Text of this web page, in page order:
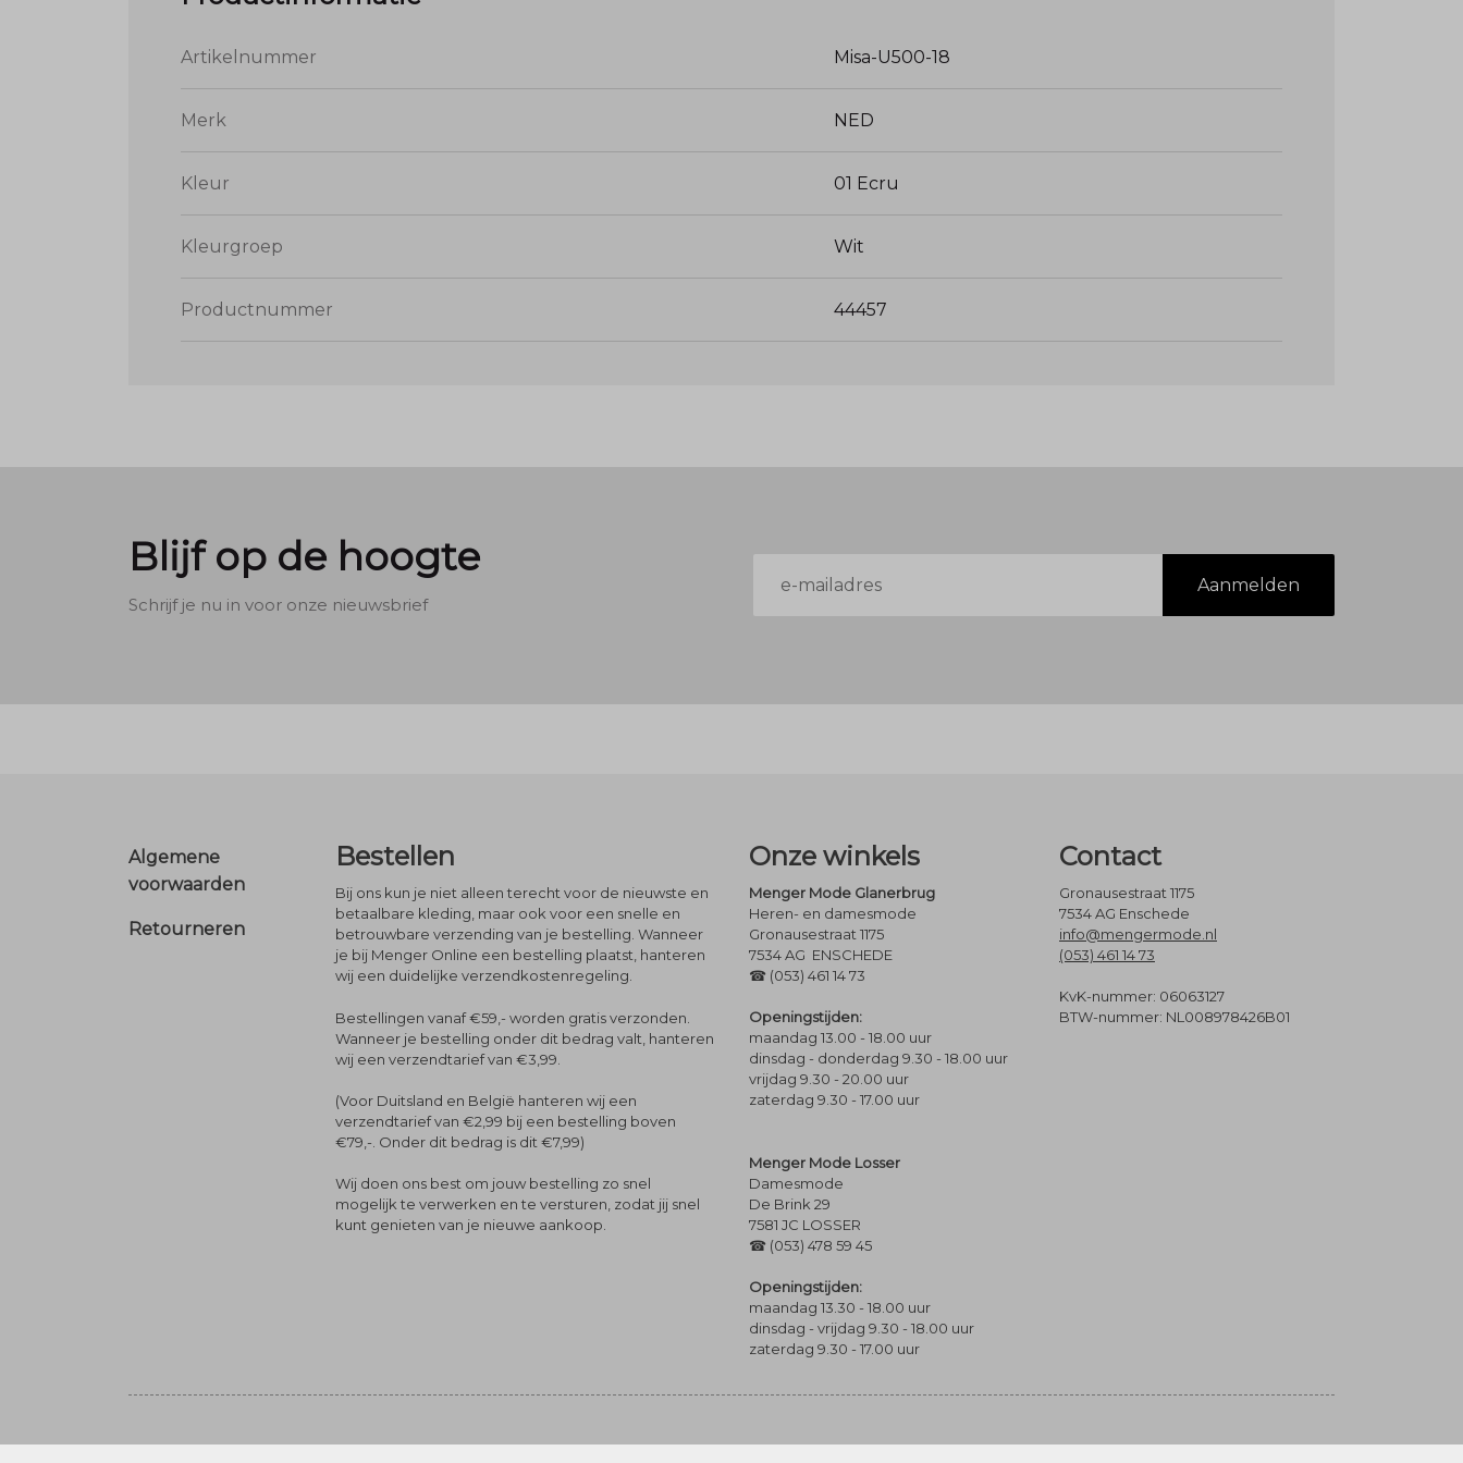
Artikelnummer Misa-U500-18
Merk NED
Kleur 01 Ecru
Kleurgroep Wit
Productnummer 44457
Blijf op de hoogte
Schrijf je nu in voor onze nieuwsbrief
mailadres
Aanmelden
Footer
Algemene
voorwaarden
Retourneren
Bestellen
Bij ons kun je niet alleen terecht voor de nieuwste en
betaalbare kleding, maar ook voor een snelle en
betrouwbare verzending van je bestelling. Wanneer
je bij Menger Online een bestelling plaatst, hanteren
wij een duidelijke verzendkostenregeling.
Bestellingen vanaf €59,- worden gratis verzonden.
Wanneer je bestelling onder dit bedrag valt, hanteren
wij een verzendtarief van €3,99.
(Voor Duitsland en België hanteren wij een
verzendtarief van €2,99 bij een bestelling boven
€79,-. Onder dit bedrag is dit €7,99)
Wij doen ons best om jouw bestelling zo snel
mogelijk te verwerken en te versturen, zodat jij snel
kunt genieten van je nieuwe aankoop.
Onze winkels
Menger Mode Glanerbrug
Heren- en damesmode
Gronausestraat 1175
7534 AG ENSCHEDE
☎ (053) 461 14 73
Openingstijden:
maandag 13.00 - 18.00 uur
dinsdag - donderdag 9.30 - 18.00 uur
vrijdag 9.30 - 20.00 uur
zaterdag 9.30 - 17.00 uur
Menger Mode Losser
Damesmode
De Brink 29
7581 JC LOSSER
☎ (053) 478 59 45
Openingstijden:
maandag 13.30 - 18.00 uur
dinsdag - vrijdag 9.30 - 18.00 uur
zaterdag 9.30 - 17.00 uur
Contact
Gronausestraat 1175
7534 AG Enschede
info@mengermode.nl
(053) 461 14 73
KvK-nummer: 06063127
BTW-nummer: NL008978426B01